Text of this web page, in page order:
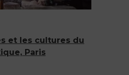
et les cultures du
Paris